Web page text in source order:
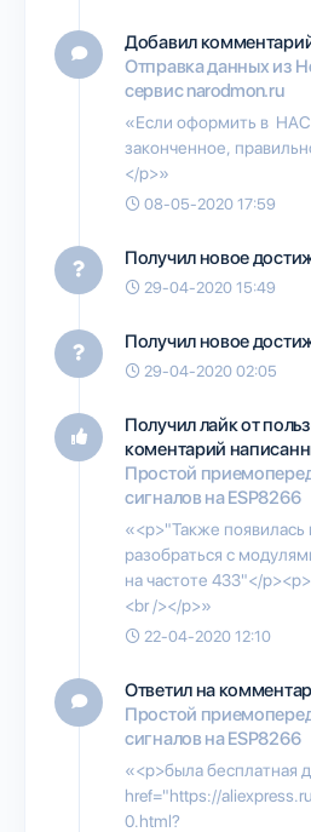
Добавил комментарий
Отправка данных из
сервис narodmon.ru
«Если оформить в
законченное,
</p>»
08-05-2020 17:59
Получил новое
29-04-2020 15:49
Получил новое
29-04-2020 02:05
Получил лайк от
коментарий
Простой
сигналов на ESP8266
«<p>"Также появилась
разобраться с
на частоте 433"</
<br /></p>»
22-04-2020 12:10
Ответил на
Простой
сигналов на ESP8266
«<p>была бесплатная
href="https://
0.html?